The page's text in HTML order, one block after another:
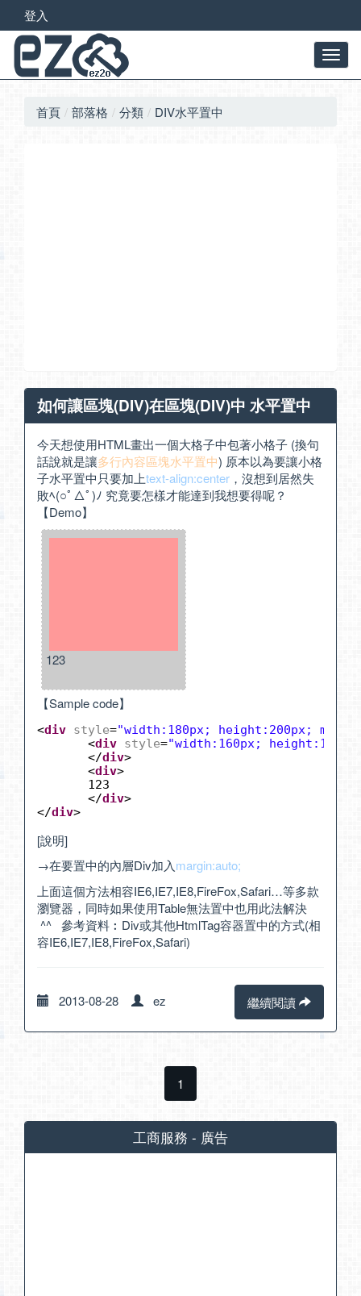
登入
首頁 部落格 分類 DIV水平置中
如何讓區塊(DIV)在區塊(DIV)中 水平置中
今天想使用HTML畫出一個大格子中包著小格子 (換句
話說就是讓多行內容區塊水平置中) 原本以為要讓小格
子水平置中只要加上text-align:center ，沒想到居然失
敗ﾍ(○ﾟ△ﾟ)ﾉ 究竟要怎樣才能達到我想要得呢？
【Demo】
123
【Sample code】
<div style="width:180px; height:200px;
<div style="width:160px;
</div>
<div>
123
</div>
</div>
[說明]
→在要置中的內層Div加入margin:auto;
上面這個方法相容IE6,IE7,IE8,FireFox,Safari…等多款
瀏覽器，同時如果使用Table無法置中也用此法解決
^^ 參考資料︰ Div或其他HtmlTag容器置中的方式(相
容IE6,IE7,IE8,FireFox,Safari)
2013-08-28 ez 繼續閱讀
1
工商服務 - 廣告